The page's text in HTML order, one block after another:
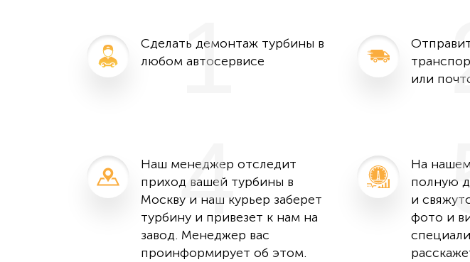
Сделать демонтаж турбины в
любом автосервисе
1
или
Наш менеджер отследит
приход вашей турбины в
Москву и наш курьер заберет
турбину и привезет к нам на
завод. Менеджер вас
проинформирует об этом.
4
На
полную
и
фото и